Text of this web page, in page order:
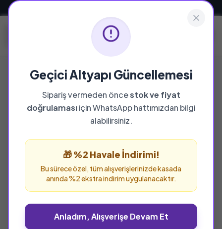
Geçici Altyapı Güncellemesi
Sipariş vermeden öncestok ve fiyat
doğrulamasıiçin WhatsApp hattımızdan bilgi
alabilirsiniz.
🎁 %2 Havale İndirimi!
Bu sürece özel, tüm alışverişlerinizde kasada
anında %2 ekstra indirim uygulanacaktır.
Anladım, Alışverişe Devam Et
YAYINEVI
Burç Yayınevi
Burç Yayınevi yayınevine ait tüm eserleri bu
sayfada inceleyebilir ve güvenle sipariş